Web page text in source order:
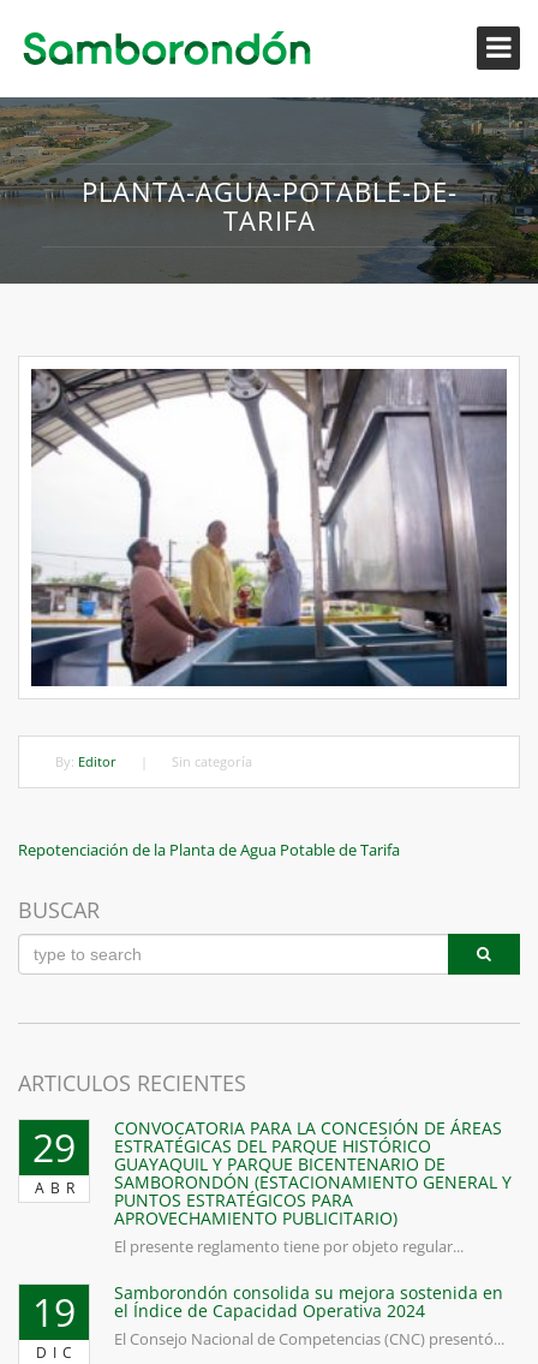
PLANTA-AGUA-POTABLE-DE-
TARIFA
By: Editor Sin categoría
Navegación
de
entradas
Previous
Repotenciación de la Planta de Agua Potable de Tarifa
BUSCAR
ARTICULOS RECIENTES
29
ABR
CONVOCATORIA PARA LA CONCESIÓN DE ÁREAS
ESTRATÉGICAS DEL PARQUE HISTÓRICO
GUAYAQUIL Y PARQUE BICENTENARIO DE
SAMBORONDÓN (ESTACIONAMIENTO GENERAL Y
PUNTOS ESTRATÉGICOS PARA
APROVECHAMIENTO PUBLICITARIO)
El presente reglamento tiene por objeto regular...
19
DIC
Samborondón consolida su mejora sostenida en
el Índice de Capacidad Operativa 2024
El Consejo Nacional de Competencias (CNC) presentó...